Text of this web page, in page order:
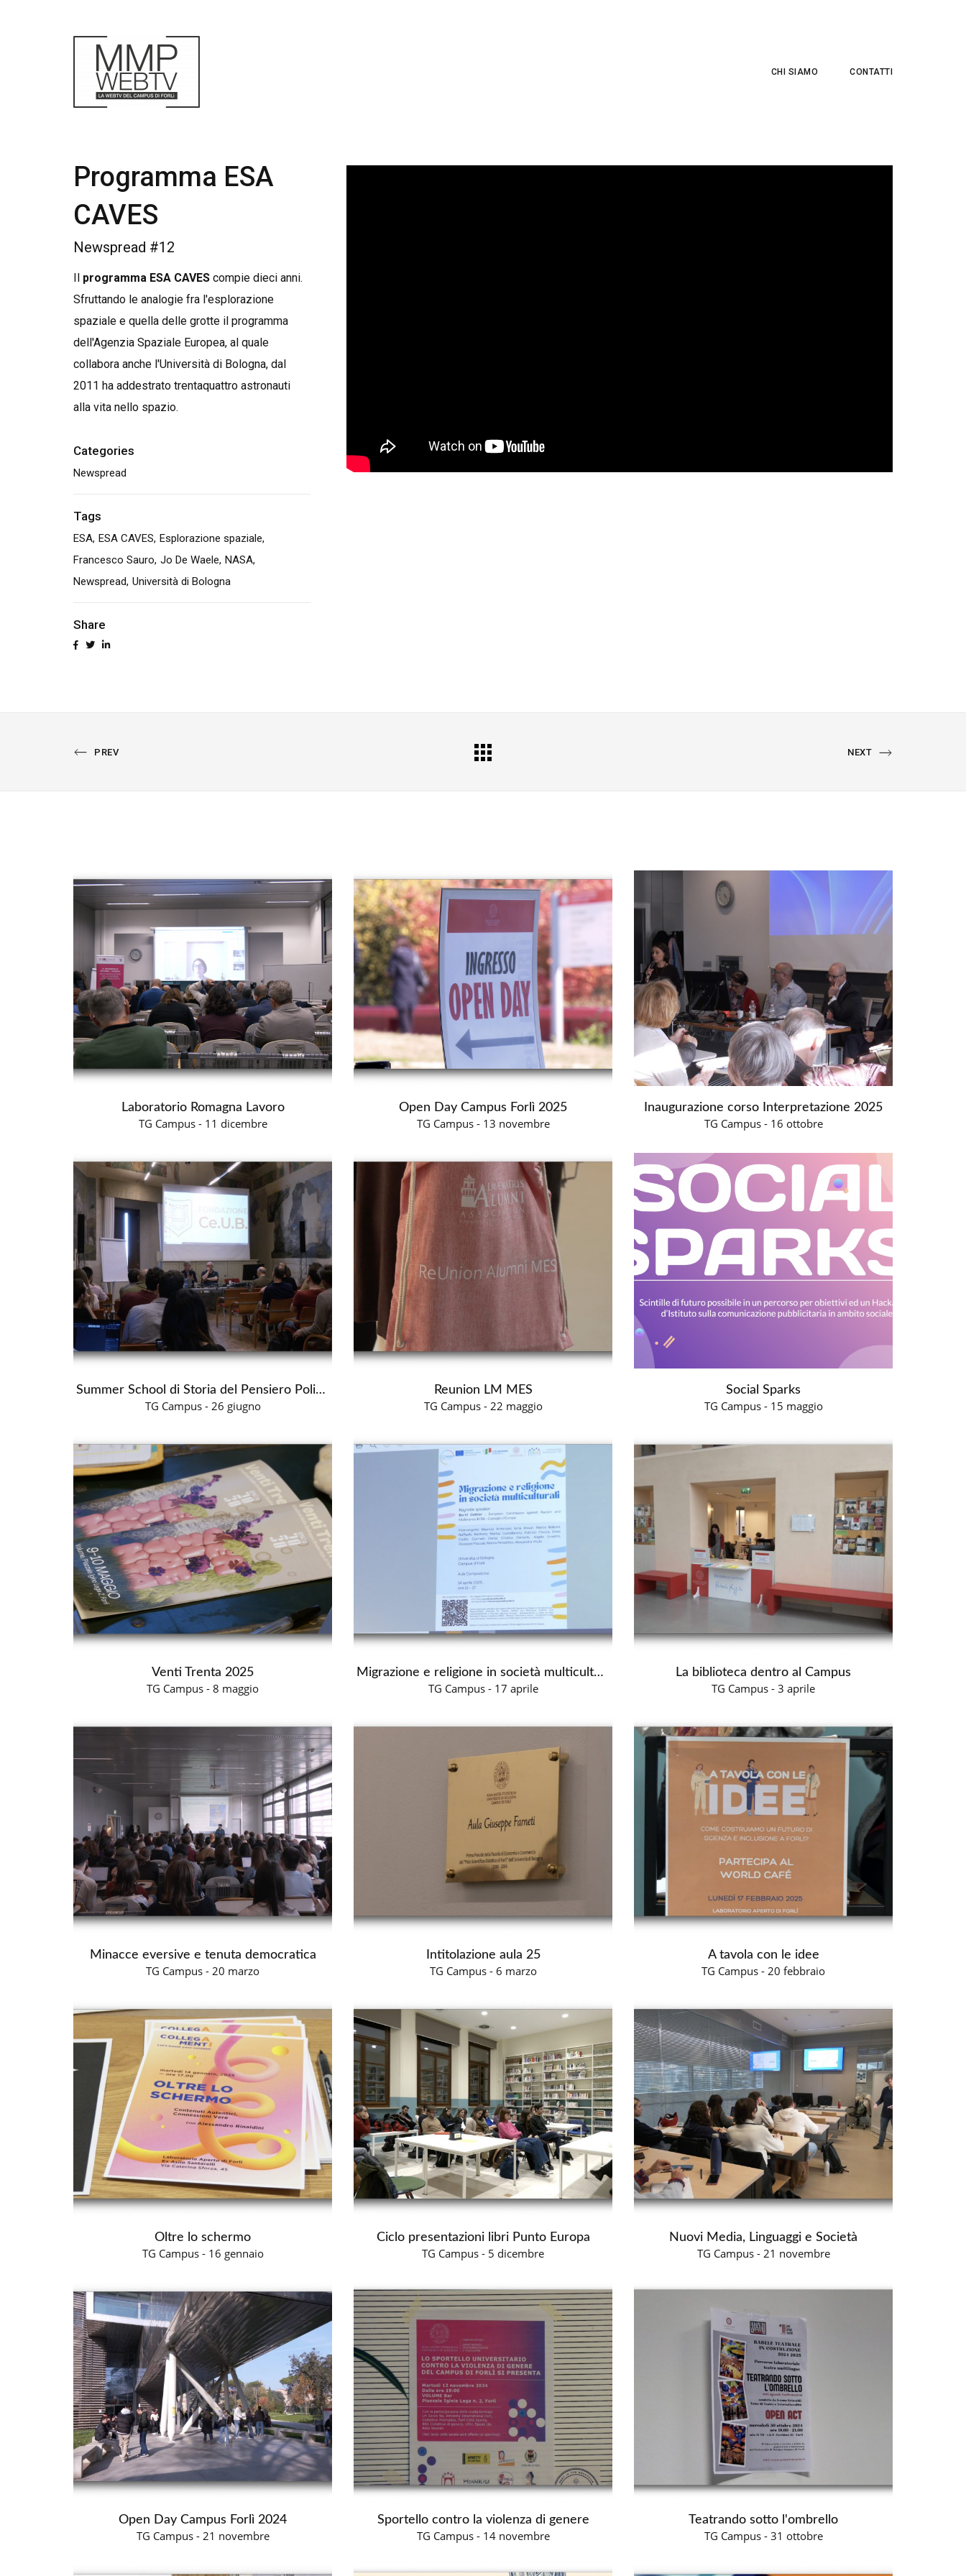
CHI SIAMO CONTATTI
Programma ESA
CAVES
Newspread #12
Il programma ESA CAVES compie dieci anni.
Sfruttando le analogie fra l'esplorazione
spaziale e quella delle grotte il programma
dell'Agenzia Spaziale Europea, al quale
collabora anche l'Università di Bologna, dal
2011 ha addestrato trentaquattro astronauti
alla vita nello spazio.
Categories
Newspread
Tags
ESA ESA CAVES Esplorazione spaziale
Francesco Sauro Jo De Waele NASA
Newspread Università di Bologna
Share
PREVIOUS
PREV
All
NEXT
NEXT
Laboratorio Romagna Lavoro
TG Campus - 11 dicembre
Open Day Campus Forlì 2025
TG Campus - 13 novembre
Inaugurazione corso Interpretazione 2025
TG Campus - 16 ottobre
Summer School di Storia del Pensiero Politico
TG Campus - 26 giugno
Reunion LM MES
TG Campus - 22 maggio
Social Sparks
TG Campus - 15 maggio
Venti Trenta 2025
TG Campus - 8 maggio
Migrazione e religione in società multiculturali
TG Campus - 17 aprile
La biblioteca dentro al Campus
TG Campus - 3 aprile
Minacce eversive e tenuta democratica
TG Campus - 20 marzo
Intitolazione aula 25
TG Campus - 6 marzo
A tavola con le idee
TG Campus - 20 febbraio
Oltre lo schermo
TG Campus - 16 gennaio
Ciclo presentazioni libri Punto Europa
TG Campus - 5 dicembre
Nuovi Media, Linguaggi e Società
TG Campus - 21 novembre
Open Day Campus Forlì 2024
TG Campus - 21 novembre
Sportello contro la violenza di genere
TG Campus - 14 novembre
Teatrando sotto l'ombrello
TG Campus - 31 ottobre